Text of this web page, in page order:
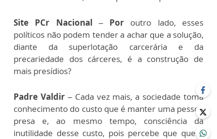
Site PCr Nacional – Por outro lado, esses
políticos não podem tender a achar que a solução,
diante da superlotação carcerária e da
precariedade dos cárceres, é a construção de
mais presídios?
Padre Valdir –Cada vez mais, a sociedade toma
conhecimento do custo que é manter uma pessoa
presa e, ao mesmo tempo, consciência da
inutilidade desse custo, pois percebe que quem